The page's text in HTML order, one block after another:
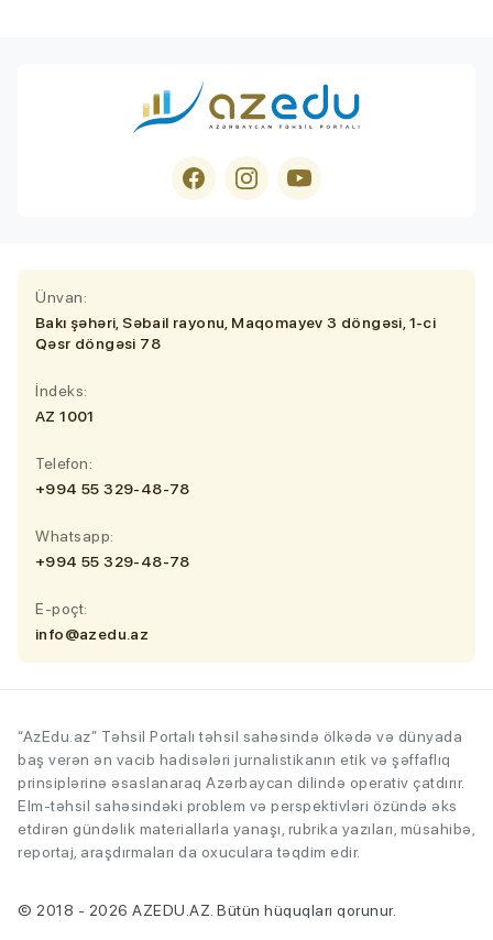
Ünvan:
Bakı şəhəri, Səbail rayonu, Maqomayev 3 döngəsi, 1-ci
Qəsr döngəsi 78
İndeks:
AZ 1001
Telefon:
+994 55 329-48-78
Whatsapp:
+994 55 329-48-78
E-poçt:
info@azedu.az
“AzEdu.az” Təhsil Portalı təhsil sahəsində ölkədə və dünyada
baş verən ən vacib hadisələri jurnalistikanın etik və şəffaflıq
prinsiplərinə əsaslanaraq Azərbaycan dilində operativ çatdırır.
Elm-təhsil sahəsindəki problem və perspektivləri özündə əks
etdirən gündəlik materiallarla yanaşı, rubrika yazıları, müsahibə,
reportaj, araşdırmaları da oxuculara təqdim edir.
© 2018 - 2026 AZEDU.AZ. Bütün hüquqları qorunur.